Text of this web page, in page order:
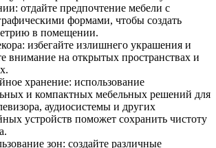
отдайте предпочтение мебели с
формами, чтобы создать
в помещении.
избегайте излишнего украшения и
внимание на открытых пространствах и
хранение: использование
и компактных мебельных решений для
аудиосистемы и других
устройств поможет сохранить чистоту
зон: создайте различные